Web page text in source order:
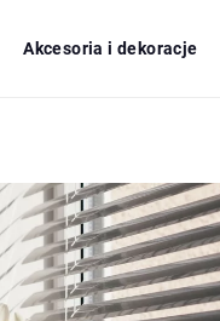
Akcesoria i dekoracje